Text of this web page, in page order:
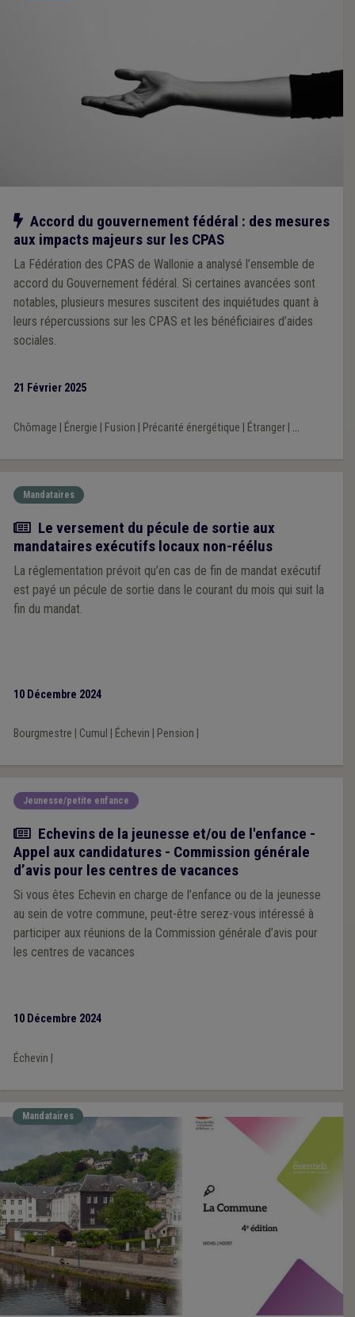
Notre action
Accord du gouvernement fédéral : des mesures
aux impacts majeurs sur les CPAS
La Fédération des CPAS de Wallonie a analysé l’ensemble de
accord du Gouvernement fédéral. Si certaines avancées sont
notables, plusieurs mesures suscitent des inquiétudes quant à
leurs répercussions sur les CPAS et les bénéficiaires d’aides
sociales.
21 Février 2025
Chômage Énergie Fusion Précarité énergétique Étranger| ...
Mandataires
Actualité
Le versement du pécule de sortie aux
mandataires exécutifs locaux non-réélus
La réglementation prévoit qu’en cas de fin de mandat exécutif
est payé un pécule de sortie dans le courant du mois qui suit la
fin du mandat.
10 Décembre 2024
Bourgmestre Cumul Échevin Pension
Jeunesse/petite enfance
Actualité
Echevins de la jeunesse et/ou de l'enfance -
Appel aux candidatures - Commission générale
d’avis pour les centres de vacances
Si vous êtes Echevin en charge de l’enfance ou de la jeunesse
au sein de votre commune, peut-être serez-vous intéressé à
participer aux réunions de la Commission générale d’avis pour
les centres de vacances
10 Décembre 2024
Échevin
Mandataires